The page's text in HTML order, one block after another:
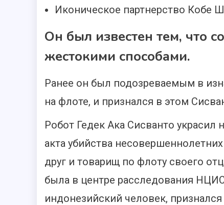
Иконическое партнерство Кобе
Он был известен тем, что
жестокими способами.
Ранее он был подозреваемым в
на флоте, и признался в этом
Робот Гедек Ака Сисванто украсил
акта убийства
друг и товарищ по флоту своего
была в центре расследования
индонезийский человек,